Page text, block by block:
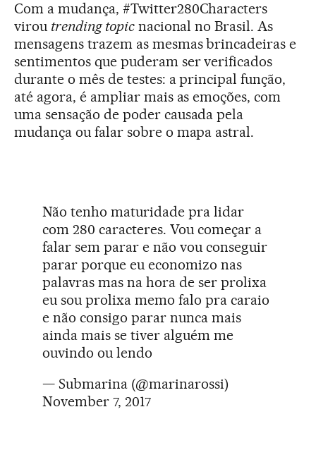
Com a mudança, #Twitter280Characters
virou trending topicnacional no Brasil. As
mensagens trazem as mesmas brincadeiras e
sentimentos que puderam ser verificados
durante o mês de testes: a principal função,
até agora, é ampliar mais as emoções, com
uma sensação de poder causada pela
mudança ou falar sobre o mapa astral.
Não tenho maturidade pra lidar
com 280 caracteres. Vou começar a
falar sem parar e não vou conseguir
parar porque eu economizo nas
palavras mas na hora de ser prolixa
eu sou prolixa memo falo pra caraio
e não consigo parar nunca mais
ainda mais se tiver alguém me
ouvindo ou lendo
— Submarina (@marinarossi)
November 7, 2017